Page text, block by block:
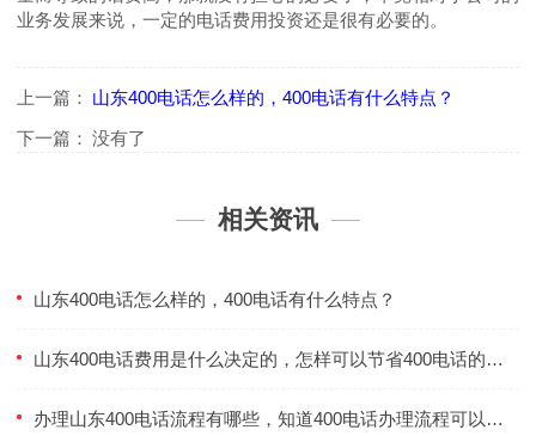
业务发展来说，一定的电话费用投资还是很有必要的。
上一篇： 山东400电话怎么样的，400电话有什么特点？
下一篇： 没有了
相关资讯
山东400电话怎么样的，400电话有什么特点？
山东400电话费用是什么决定的，怎样可以节省400电话的费用？
办理山东400电话流程有哪些，知道400电话办理流程可以更效率么？